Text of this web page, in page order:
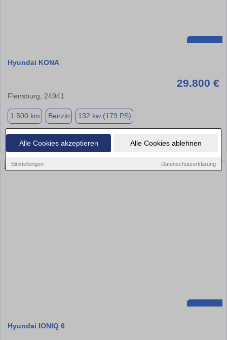
Alle Cookies akzeptieren Alle Cookies ablehnen
Einstellungen Datenschutzerklärung
Hyundai KONA
29.800 €
Flensburg, 24941
1.500 km Benzin 132 kw (179 PS)
Hyundai IONIQ 6